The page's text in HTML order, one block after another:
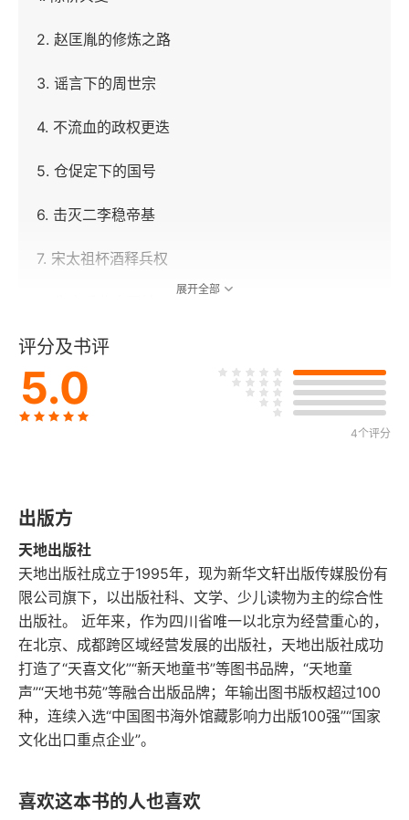
2. 赵匡胤的修炼之路
3. 谣言下的周世宗
4. 不流血的政权更迭
5. 仓促定下的国号
6. 击灭二李稳帝基
7. 宋太祖杯酒释兵权
9. 南汉南唐的命运
10. 李煜“奉表纳降”
1. 攻灭北汉
2. 伐辽首败高梁河
3. 雍熙北伐再起意
4. 伐辽再败岐沟关
5. 真宗皇帝坐龙椅
6. 皇帝亲征鼓士气
展开全部
评分及书评
5.0
4个评分
出版方
天地出版社
天地出版社成立于1995年，现为新华文轩出版传媒股份有
限公司旗下，以出版社科、文学、少儿读物为主的综合性
出版社。 近年来，作为四川省唯一以北京为经营重心的，
在北京、成都跨区域经营发展的出版社，天地出版社成功
打造了“天喜文化”“新天地童书”等图书品牌，“天地童
声”“天地书苑”等融合出版品牌；年输出图书版权超过100
种，连续入选“中国图书海外馆藏影响力出版100强”“国家
文化出口重点企业”。
喜欢这本书的人也喜欢